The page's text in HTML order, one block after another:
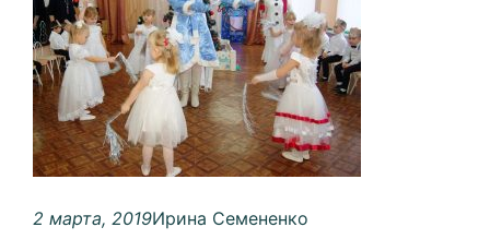
2 марта, 2019Ирина Семененко